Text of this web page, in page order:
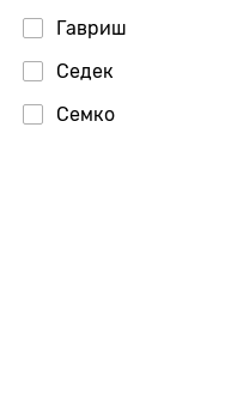
Гавриш
Седек
Семко